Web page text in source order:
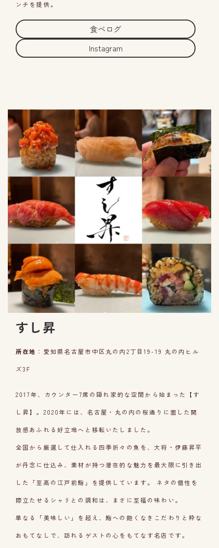
ンチを提供。
食べログ
Instagram
すし昇
所在地 ：愛知県名古屋市中区丸の内2丁目19-19 丸の内ヒル
ズ3F
2017年、カウンター7席の隠れ家的な空間から始まった【す
し昇】。2020年には、名古屋・丸の内の桜通りに面した開
放感あふれる好立地へと移転いたしました。
全国から厳選して仕入れる四季折々の魚を、大将・伊藤昇平
が丹念に仕込み、素材が持つ潜在的な魅力を最大限に引き出
した「至高の江戸前鮨」を提供しています。 ネタの個性を
際立たせるシャリとの調和は、まさに至福の味わい。
単なる「美味しい」を超え、鮨への飽くなきこだわりと粋な
おもてなしで、訪れるゲストの心をもてなす名店です。